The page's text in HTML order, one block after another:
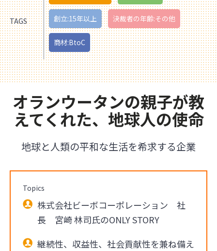
TAGS 創立:15年以上 決裁者の年齢:その他
商材:BtoC
オランウータンの親子が教
えてくれた、地球人の使命
地球と人類の平和な生活を希求する企業
Topics
株式会社ビーボコーポレーション 社
長 宮崎 林司氏のONLY STORY
継続性、収益性、社会貢献性を兼ね備え